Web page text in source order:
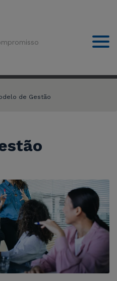
de Gestão